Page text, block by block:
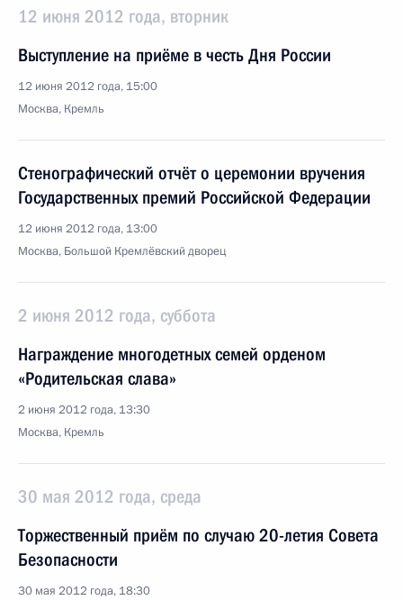
12 июня 2012 года, вторник
Выступление на приёме в честь Дня России
12 июня 2012 года, 15:00
Москва, Кремль
Стенографический отчёт о церемонии вручения
Государственных премий Российской Федерации
12 июня 2012 года, 13:00
Москва, Большой Кремлёвский дворец
2 июня 2012 года, суббота
Награждение многодетных семей орденом
«Родительская слава»
2 июня 2012 года, 13:30
Москва, Кремль
30 мая 2012 года, среда
Торжественный приём по случаю 20-летия Совета
Безопасности
30 мая 2012 года, 18:30